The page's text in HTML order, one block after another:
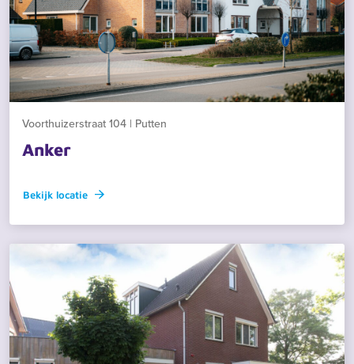
Voorthuizerstraat 104 | Putten
Anker
Bekijk locatie